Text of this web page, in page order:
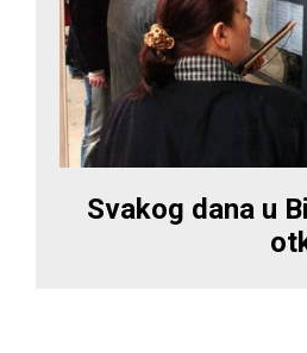
Svakog dana u